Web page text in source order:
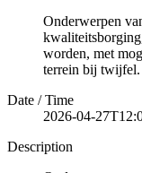
Onderwerpen
worden, met
terrein bij twijfel.
Date / Time
2026-04-
Description